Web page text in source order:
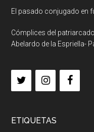
El pasado conjugado en
Cómplices del
Abelardo de la Espriella-
ETIQUETAS